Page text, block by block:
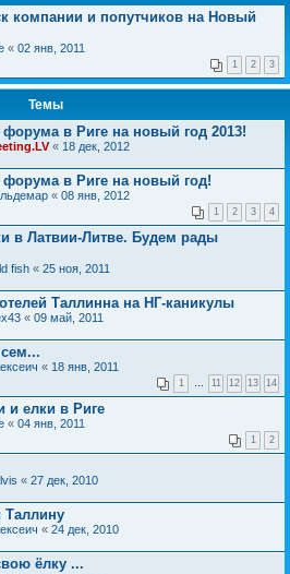
компании и попутчиков на Новый
« 02 янв, 2011
1 2 3
Темы
форума в Риге на новый год 2013!
« 18 дек, 2012
форума в Риге на новый год!
« 08 янв, 2012
1 2 3 4
в Латвии-Литве. Будем рады
fish « 25 ноя, 2011
Таллинна на НГ-каникулы
« 09 май, 2011
« 18 янв, 2011
1 … 11 12 13 14
и елки в Риге
« 04 янв, 2011
1 2
« 27 дек, 2010
Таллину
« 24 дек, 2010
ёлку ...